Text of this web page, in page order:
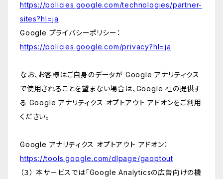
https://policies.google.com/technologies/partner-
sites?hl=ja
Google プライバシーポリシー：
https://policies.google.com/privacy?hl=ja
なお、お客様はご自身のデータが Google アナリティクス
で使用されることを望まない場合は、Google 社の提供す
る Google アナリティクス オプトアウト アドオンをご利用
ください。
Google アナリティクス オプトアウト アドオン：
https://tools.google.com/dlpage/gaoptout
（３） 本サービスでは「Google Analyticsの広告向けの機